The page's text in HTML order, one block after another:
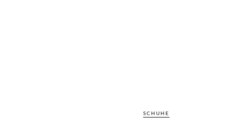
SCHUHE